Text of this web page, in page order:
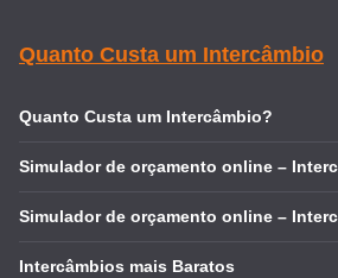
Quanto Custa um Intercâmbio
Quanto Custa um Intercâmbio?
Simulador de orçamento online –
Simulador de orçamento online –
Intercâmbios mais Baratos